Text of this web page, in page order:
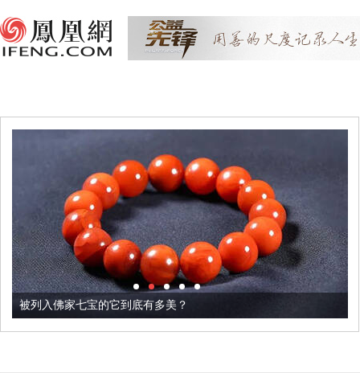
被列入佛家七宝的它到底有多美？